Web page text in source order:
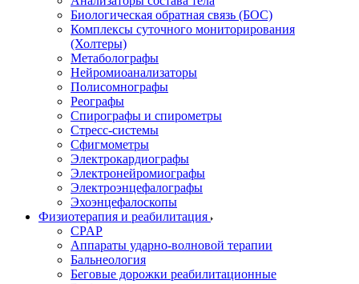
Биологическая обратная связь (БОС)
Комплексы суточного мониторирования
(Холтеры)
Метаболографы
Нейромиоанализаторы
Полисомнографы
Реографы
Спирографы и спирометры
Стресс-системы
Сфигмометры
Электрокардиографы
Электронейромиографы
Электроэнцефалографы
Эхоэнцефалоскопы
Физиотерапия и реабилитация
CPAP
Аппараты ударно-волновой терапии
Бальнеология
Беговые дорожки реабилитационные